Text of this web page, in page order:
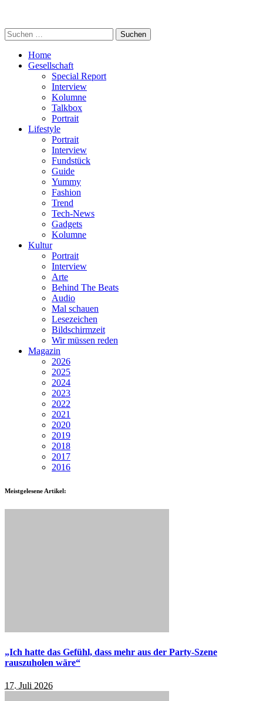
Suchen
nach:
Home
Gesellschaft
Special Report
Interview
Kolumne
Talkbox
Portrait
Lifestyle
Portrait
Interview
Fundstück
Guide
Yummy
Fashion
Trend
Tech-News
Gadgets
Kolumne
Kultur
Portrait
Interview
Arte
Behind The Beats
Audio
Mal schauen
Lesezeichen
Bildschirmzeit
Wir müssen reden
Magazin
2026
2025
2024
2023
2022
2021
2020
2019
2018
2017
2016
Meistgelesene Artikel:
„Ich hatte das Gefühl, dass mehr aus der Party-Szene
rauszuholen wäre“
17. Juli 2026